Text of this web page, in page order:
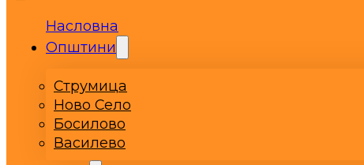
Насловна
Општини
Струмица
Ново Село
Босилово
Василево